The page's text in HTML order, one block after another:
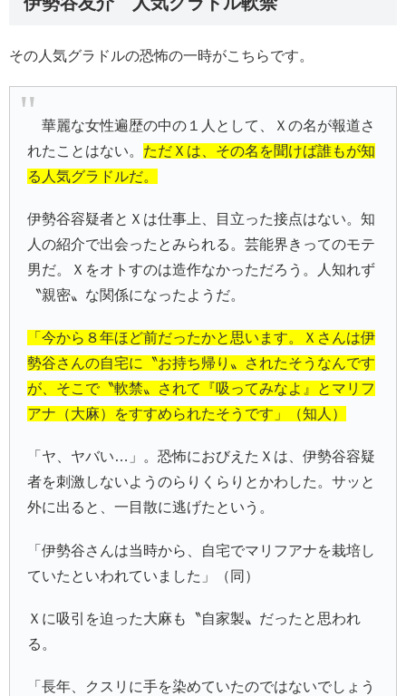
その人気グラドルの恐怖の一時がこちらです。
華麗な女性遍歴の中の１人として、Ｘの名が報道さ
れたことはない。 ただＸは、その名を聞けば誰もが知
る人気グラドルだ。
伊勢谷容疑者とＸは仕事上、目立った接点はない。知
人の紹介で出会ったとみられる。芸能界きってのモテ
男だ。Ｘをオトすのは造作なかっただろう。人知れず
〝親密〟な関係になったようだ。
「今から８年ほど前だったかと思います。Ｘさんは伊
勢谷さんの自宅に〝お持ち帰り〟されたそうなんです
が、そこで〝軟禁〟されて『吸ってみなよ』とマリフ
アナ（大麻）をすすめられたそうです」（知人）
「ヤ、ヤバい…」。恐怖におびえたＸは、伊勢谷容疑
者を刺激しないようのらりくらりとかわした。サッと
外に出ると、一目散に逃げたという。
「伊勢谷さんは当時から、自宅でマリフアナを栽培し
ていたといわれていました」（同）
Ｘに吸引を迫った大麻も〝自家製〟だったと思われ
る。
「長年、クスリに手を染めていたのではないでしょう